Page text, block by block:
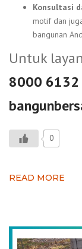
Konsultasi
motif dan
bangunan
Untuk
8000 6132
0
READ MORE